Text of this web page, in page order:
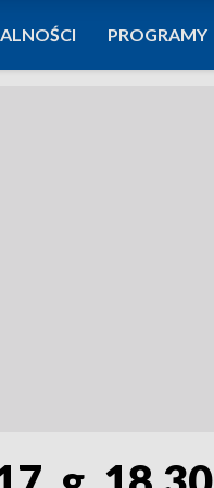
PROGRAMY